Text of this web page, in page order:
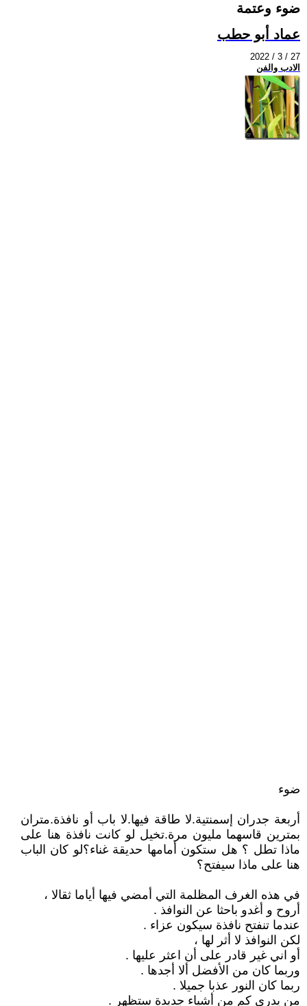
ضوء وعتمة
عماد أبو حطب
2022 / 3 / 27
الادب والفن
ضوء
أربعة جدران إسمنتية.لا طاقة فيها.لا باب أو نافذة.متران
بمترين قاسهما مليون مرة.تخيل لو كانت نافذة هنا على
ماذا تطل ؟ هل ستكون أمامها حديقة غناء؟لو كان الباب
هنا على ماذا سيفتح؟
في هذه الغرف المظلمة التي أمضي فيها أياما ثقالا ،
أروح و أغدو باحثا عن النوافذ .
عندما تنفتح نافذة سيكون عزاء .
لكن النوافذ لا أثر لها ،
أو اني غير قادر على أن اعثر عليها .
وربما كان من الأفضل ألا أجدها .
ربما كان النور عذبا جميلا .
من يدري كم من أشياء جديدة ستظهر .